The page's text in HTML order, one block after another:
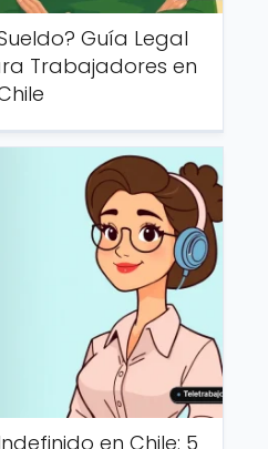
Guía Legal
Trabajadores en
en Chile: 5